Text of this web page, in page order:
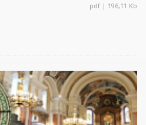
pdf | 196,11 Kb